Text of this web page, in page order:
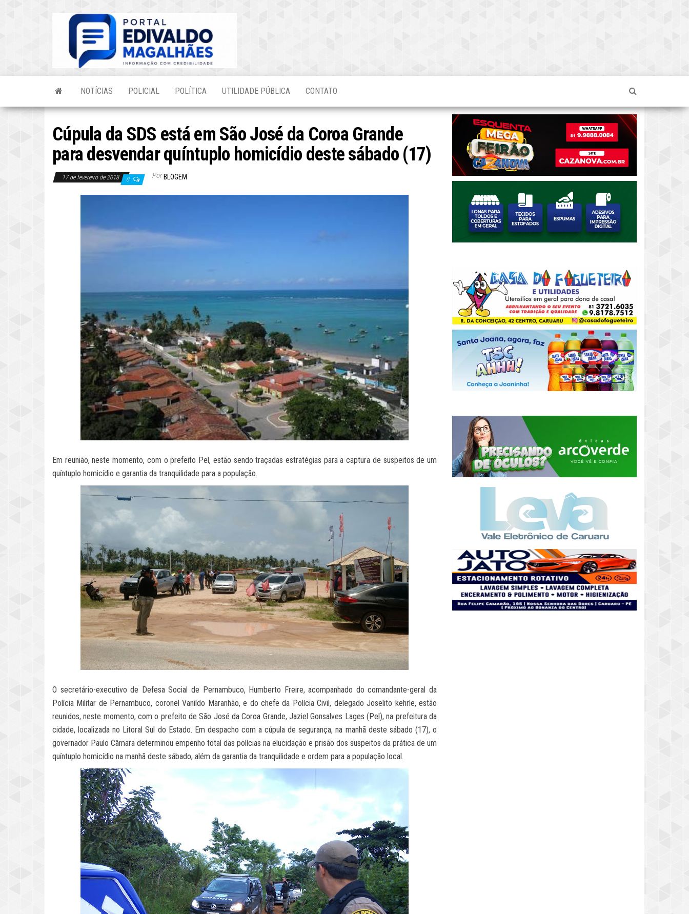
NOTÍCIAS POLICIAL POLÍTICA UTILIDADE PÚBLICA CONTATO
Cúpula da SDS está em São José da Coroa Grande
para desvendar quíntuplo homicídio deste sábado (17)
17 de fevereiro de 2018 0 Por BLOGEM
Em reunião, neste momento, com o prefeito Pel, estão sendo traçadas estratégias para a captura de suspeitos de um
quíntuplo homicídio e garantia da tranquilidade para a população.
O secretário-executivo de Defesa Social de Pernambuco, Humberto Freire, acompanhado do comandante-geral da
Polícia Militar de Pernambuco, coronel Vanildo Maranhão, e do chefe da Polícia Civil, delegado Joselito kehrle, estão
reunidos, neste momento, com o prefeito de São José da Coroa Grande, Jaziel Gonsalves Lages (Pel), na prefeitura da
cidade, localizada no Litoral Sul do Estado. Em despacho com a cúpula de segurança, na manhã deste sábado (17), o
governador Paulo Câmara determinou empenho total das polícias na elucidação e prisão dos suspeitos da prática de um
quíntuplo homicídio na manhã deste sábado, além da garantia da tranquilidade e ordem para a população local.